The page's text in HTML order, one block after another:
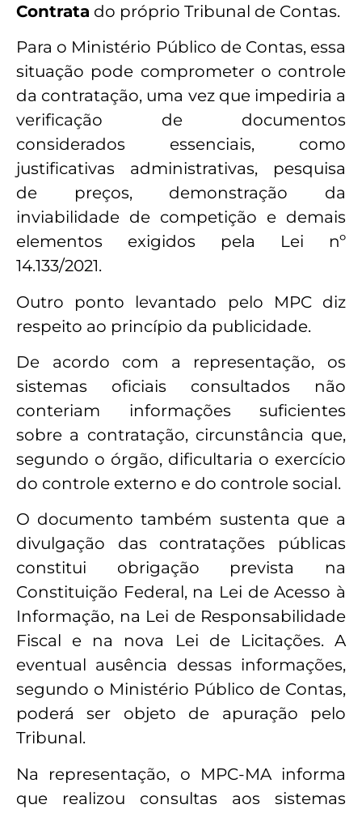
Contrata do próprio Tribunal de Contas.
Para o Ministério Público de Contas, essa
situação pode comprometer o controle
da contratação, uma vez que impediria a
verificação de documentos
considerados essenciais, como
justificativas administrativas, pesquisa
de preços, demonstração da
inviabilidade de competição e demais
elementos exigidos pela Lei nº
14.133/2021.
Outro ponto levantado pelo MPC diz
respeito ao princípio da publicidade.
De acordo com a representação, os
sistemas oficiais consultados não
conteriam informações suficientes
sobre a contratação, circunstância que,
segundo o órgão, dificultaria o exercício
do controle externo e do controle social.
O documento também sustenta que a
divulgação das contratações públicas
constitui obrigação prevista na
Constituição Federal, na Lei de Acesso à
Informação, na Lei de Responsabilidade
Fiscal e na nova Lei de Licitações. A
eventual ausência dessas informações,
segundo o Ministério Público de Contas,
poderá ser objeto de apuração pelo
Tribunal.
Na representação, o MPC-MA informa
que realizou consultas aos sistemas